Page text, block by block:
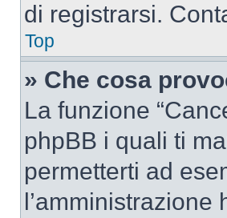
di registrarsi.
Top
» Che cosa
La funzione
phpBB i quali ti
permetterti ad